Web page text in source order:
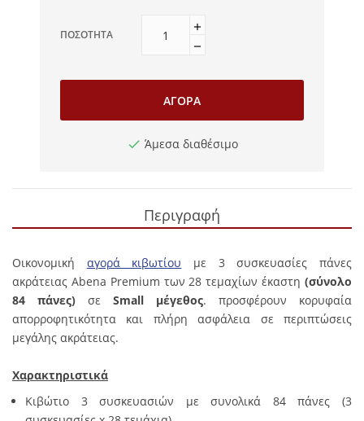
ΠΟΣΌΤΗΤΑ
ΑΓΟΡΆ
Άμεσα διαθέσιμο
Περιγραφή
Οικονομική αγορά κιβωτίου με 3 συσκευασίες πάνες
ακράτειας Abena Premium των 28 τεμαχίων έκαστη (σύνολο
84 πάνες) σε Small μέγεθος. προσφέρουν κορυφαία
απορροφητικότητα και πλήρη ασφάλεια σε περιπτώσεις
μεγάλης ακράτειας.
Χαρακτηριστικά
Κιβώτιο 3 συσκευασιών με συνολικά 84 πάνες (3